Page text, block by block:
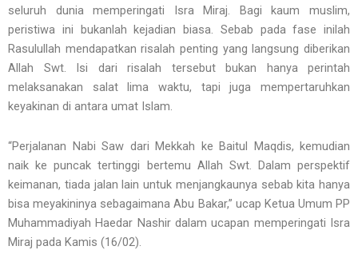
seluruh dunia memperingati Isra Miraj. Bagi kaum muslim,
peristiwa ini bukanlah kejadian biasa. Sebab pada fase inilah
Rasulullah mendapatkan risalah penting yang langsung diberikan
Allah Swt. Isi dari risalah tersebut bukan hanya perintah
melaksanakan salat lima waktu, tapi juga mempertaruhkan
keyakinan di antara umat Islam.
“Perjalanan Nabi Saw dari Mekkah ke Baitul Maqdis, kemudian
naik ke puncak tertinggi bertemu Allah Swt. Dalam perspektif
keimanan, tiada jalan lain untuk menjangkaunya sebab kita hanya
bisa meyakininya sebagaimana Abu Bakar,” ucap Ketua Umum PP
Muhammadiyah Haedar Nashir dalam ucapan memperingati Isra
Miraj pada Kamis (16/02).